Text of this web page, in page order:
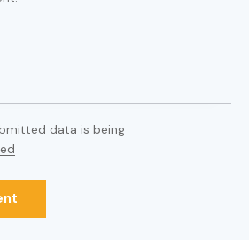
data is being